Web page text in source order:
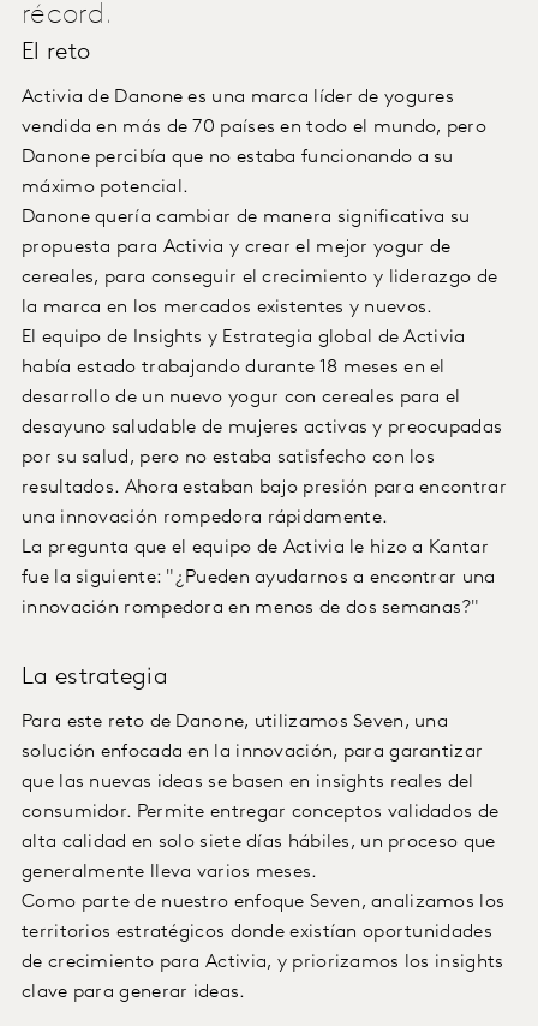
récord.
El reto
Activia de Danone es una marca líder de yogures
vendida en más de 70 países en todo el mundo, pero
Danone percibía que no estaba funcionando a su
máximo potencial.
Danone quería cambiar de manera significativa su
propuesta para Activia y crear el mejor yogur de
cereales, para conseguir el crecimiento y liderazgo de
la marca en los mercados existentes y nuevos.
El equipo de Insights y Estrategia global de Activia
había estado trabajando durante 18 meses en el
desarrollo de un nuevo yogur con cereales para el
desayuno saludable de mujeres activas y preocupadas
por su salud, pero no estaba satisfecho con los
resultados. Ahora estaban bajo presión para encontrar
una innovación rompedora rápidamente.
La pregunta que el equipo de Activia le hizo a Kantar
fue la siguiente: "¿Pueden ayudarnos a encontrar una
innovación rompedora en menos de dos semanas?"
La estrategia
Para este reto de Danone, utilizamos Seven, una
solución enfocada en la innovación, para garantizar
que las nuevas ideas se basen en insights reales del
consumidor. Permite entregar conceptos validados de
alta calidad en solo siete días hábiles, un proceso que
generalmente lleva varios meses.
Como parte de nuestro enfoque Seven, analizamos los
territorios estratégicos donde existían oportunidades
de crecimiento para Activia, y priorizamos los insights
clave para generar ideas.